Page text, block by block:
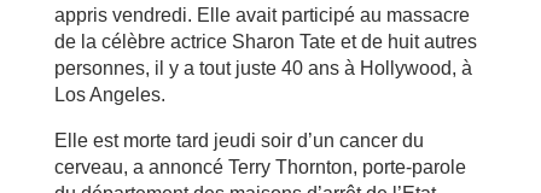
appris vendredi. Elle avait participé au massacre
de la célèbre actrice Sharon Tate et de huit autres
personnes, il y a tout juste 40 ans à Hollywood, à
Los Angeles.
Elle est morte tard jeudi soir d’un cancer du
cerveau, a annoncé Terry Thornton, porte-parole